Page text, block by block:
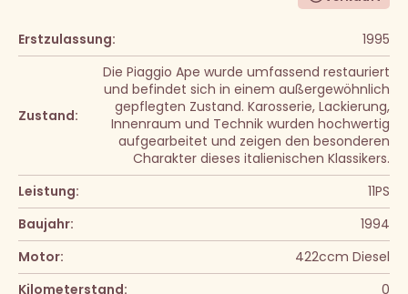
Erstzulassung: 1995
Zustand:
Die Piaggio Ape wurde umfassend restauriert
und befindet sich in einem außergewöhnlich
gepflegten Zustand. Karosserie, Lackierung,
Innenraum und Technik wurden hochwertig
aufgearbeitet und zeigen den besonderen
Charakter dieses italienischen Klassikers.
Leistung:
11PS
Baujahr:
1994
Motor:
422ccm Diesel
Kilometerstand:
0